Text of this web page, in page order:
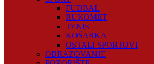
FUDBAL
RUKOMET
TENIS
KOŠARKA
OSTALI SPORTOVI
OBRAZOVANJE